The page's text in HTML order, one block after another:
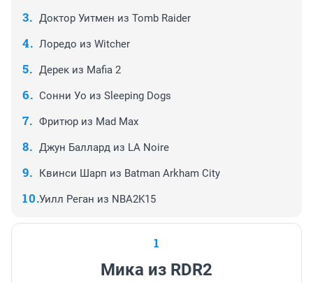
Доктор Уитмен из Tomb Raider
Лоредо из Witcher
Дерек из Mafia 2
Сонни Уо из Sleeping Dogs
Фритюр из Mad Max
Джун Баллард из LA Noire
Квинси Шарп из Batman Arkham City
Уилл Реган из NBA2K15
1
Мика из RDR2